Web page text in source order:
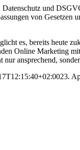
und
von Gesetzen
es, bereits heute
Online Marketing
ansprechend,
23.